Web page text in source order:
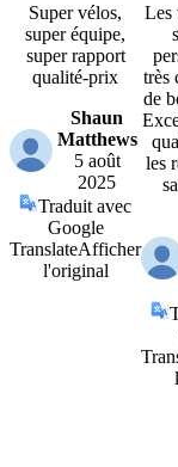
Super vélos,
super équipe,
super rapport
qualité-prix
Shaun
Matthews
5 août
2025
Traduit avec
Google
TranslateAfficher
l'original
Les
très
de
les